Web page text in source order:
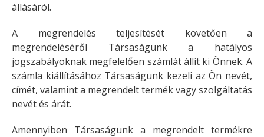
állásáról.
A megrendelés teljesítését követően a
megrendeléséről Társaságunk a hatályos
jogszabályoknak megfelelően számlát állít ki Önnek. A
számla kiállításához Társaságunk kezeli az Ön nevét,
címét, valamint a megrendelt termék vagy szolgáltatás
nevét és árát.
Amennyiben Társaságunk a megrendelt termékre